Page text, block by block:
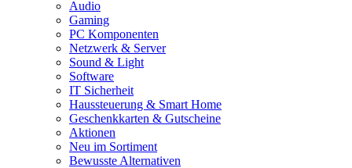
Audio
Gaming
PC Komponenten
Netzwerk & Server
Sound & Light
Software
IT Sicherheit
Haussteuerung & Smart Home
Geschenkkarten & Gutscheine
Aktionen
Neu im Sortiment
Bewusste Alternativen